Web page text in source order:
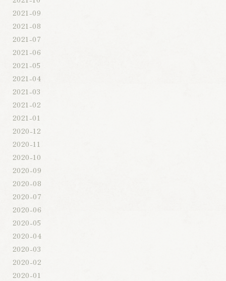
2021-09
2021-08
2021-07
2021-06
2021-05
2021-04
2021-03
2021-02
2021-01
2020-12
2020-11
2020-10
2020-09
2020-08
2020-07
2020-06
2020-05
2020-04
2020-03
2020-02
2020-01